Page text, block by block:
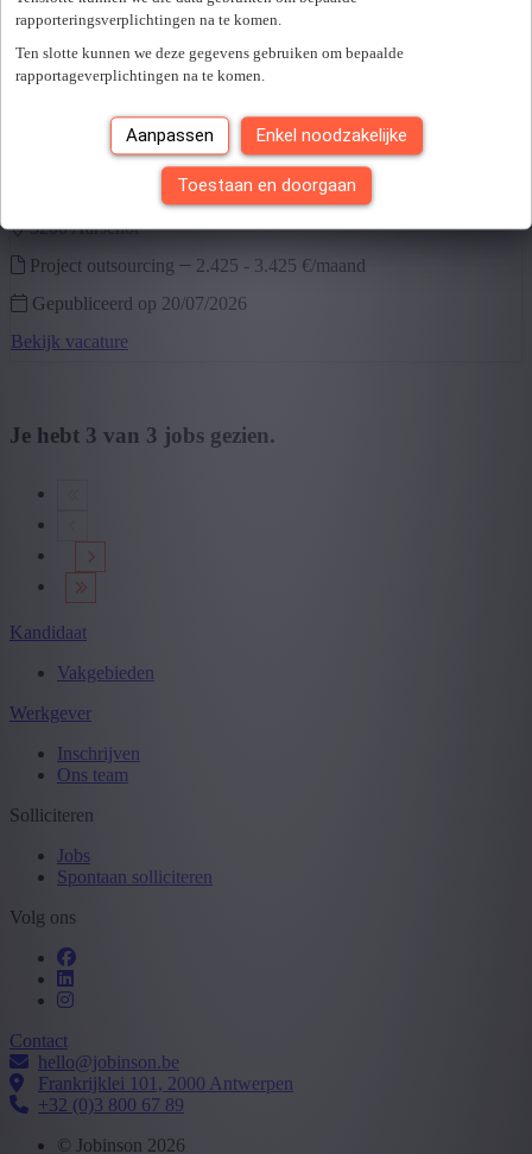
rapporteringsverplichtingen na te komen.
Ten slotte kunnen we deze gegevens gebruiken om bepaalde
rapportageverplichtingen na te komen.
Aanpassen Enkel noodzakelijke
Toestaan en doorgaan
Bekijk vacature
Project Consultant
3200 aarschot
Project outsourcing
2.425 - 3.425 €/maand
Gepubliceerd op 20/07/2026
Bekijk vacature
Je hebt 3 van 3 jobs gezien.
Kandidaat
Vakgebieden
Werkgever
Inschrijven
Ons team
Solliciteren
Jobs
Spontaan solliciteren
Volg ons
Contact
hello@jobinson.be
Frankrijklei 101, 2000 Antwerpen
+32 (0)3 800 67 89
© Jobinson 2026